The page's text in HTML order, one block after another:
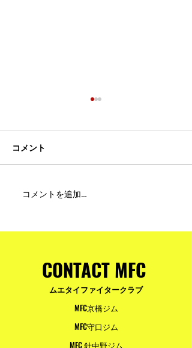
MFC DREAM FIGHT 24にご
皆様へ
コメント
コメントを追加…
CONTACT MFC
ムエタイファイタークラブ
MFC京橋ジム
MFC守口ジム
MFC 針中野ジム